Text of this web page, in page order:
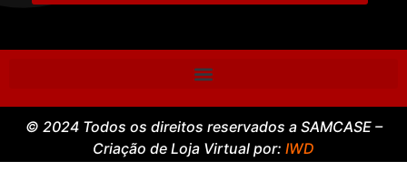
© 2024 Todos os direitos reservados a SAMCASE –
Criação de Loja Virtual por: IWD